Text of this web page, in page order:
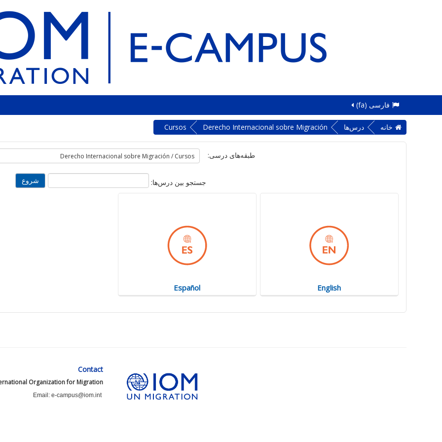
فارسی ‎(fa)‎
خانه درس‌ها Derecho Internacional sobre Migración
Cursos
طبقه‌های درسی:
جستجو بین درس‌ها:
English
Español
Contact
Organization for Migration
Email: e-campus@iom.int